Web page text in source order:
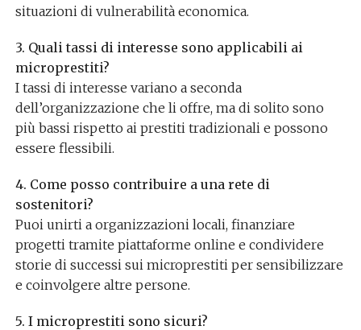
situazioni di vulnerabilità economica.
3. Quali tassi di interesse sono applicabili ai
microprestiti?
I tassi di interesse variano a seconda
dell’organizzazione che li offre, ma di solito sono
più bassi rispetto ai prestiti tradizionali e possono
essere flessibili.
4. Come posso contribuire a una rete di
sostenitori?
Puoi unirti a organizzazioni locali, finanziare
progetti tramite piattaforme online e condividere
storie di successi sui microprestiti per sensibilizzare
e coinvolgere altre persone.
5. I microprestiti sono sicuri?